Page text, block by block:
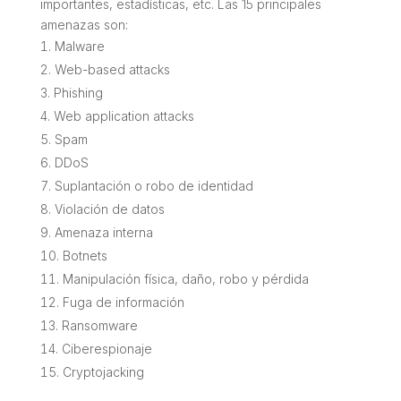
importantes, estadísticas, etc. Las 15 principales
amenazas son:
Malware
Web-based attacks
Phishing
Web application attacks
Spam
DDoS
Suplantación o robo de identidad
Violación de datos
Amenaza interna
Botnets
Manipulación física, daño, robo y pérdida
Fuga de información
Ransomware
Ciberespionaje
Cryptojacking